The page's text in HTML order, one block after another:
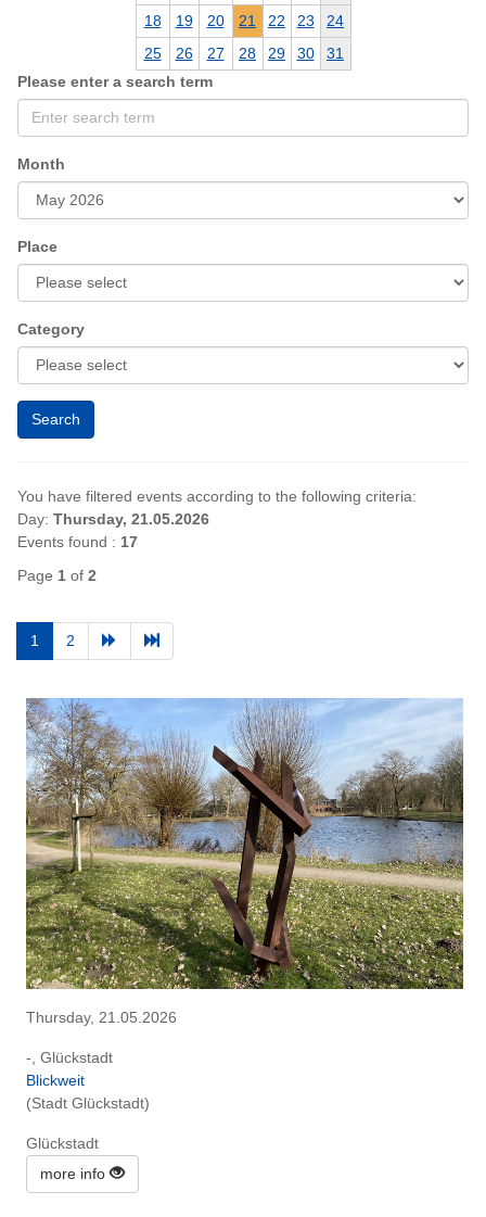
18
19 20 21 22 23
24
25
26 27 28 29 30
31
Please enter a search term
Month
Place
Category
You have filtered events according to the following criteria:
Day: Thursday, 21.05.2026
Events found : 17
Page 1 of 2
1 2
Thursday, 21.05.2026
-, Glückstadt
Blickweit
(Stadt Glückstadt)
Glückstadt
more info